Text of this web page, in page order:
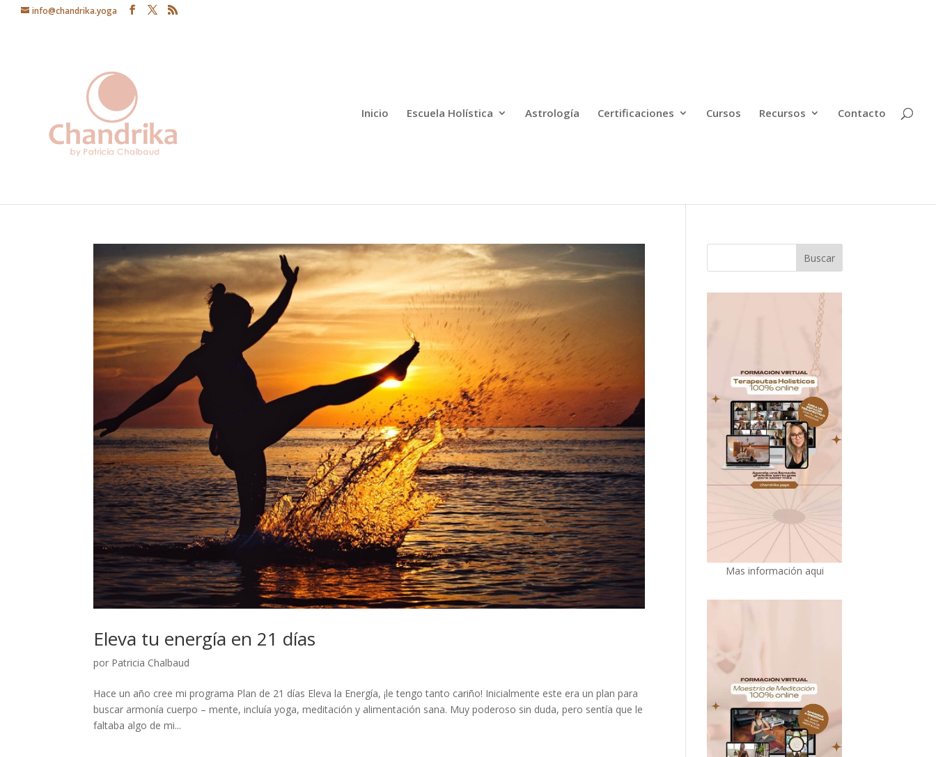
info@chandrika.yoga
Inicio Escuela Holística Astrología Certificaciones Cursos Recursos Contacto
Eleva tu energía en 21 días
por Patricia Chalbaud
Hace un año cree mi programa Plan de 21 días Eleva la Energía, ¡le tengo tanto cariño! Inicialmente este era un plan para
buscar armonía cuerpo – mente, incluía yoga, meditación y alimentación sana. Muy poderoso sin duda, pero sentía que le
faltaba algo de mi...
Mas información aqui